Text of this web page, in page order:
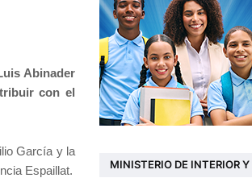
Abinader
con el
García y la
Espaillat.
MINISTERIO DE INTERIOR